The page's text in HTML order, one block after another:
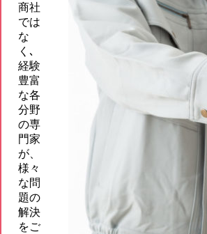
商社
では
な
く､
経験
豊富
な各
分野
の専
門家
が、
様々
な問
題の
解決
をご